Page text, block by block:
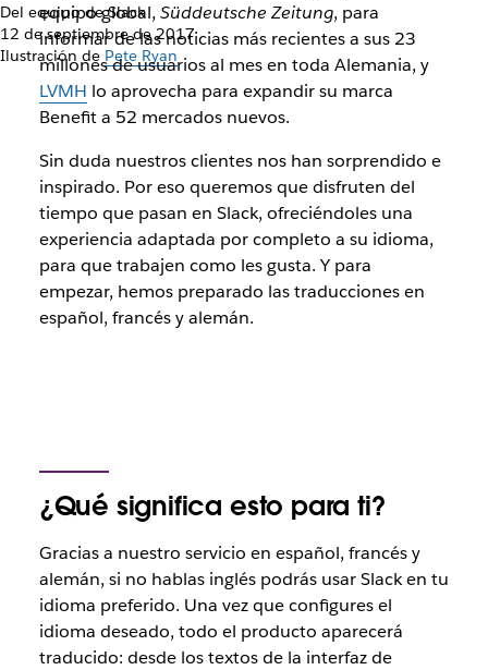
Del equipo de Slack
12 de septiembre de 2017
Ilustración de Pete Ryan
equipo global, Süddeutsche Zeitung, para
informar de las noticias más recientes a sus 23
millones de usuarios al mes en toda Alemania, y
LVMH lo aprovecha para expandir su marca
Benefit a 52 mercados nuevos.
Sin duda nuestros clientes nos han sorprendido e
inspirado. Por eso queremos que disfruten del
tiempo que pasan en Slack, ofreciéndoles una
experiencia adaptada por completo a su idioma,
para que trabajen como les gusta. Y para
empezar, hemos preparado las traducciones en
español, francés y alemán.
¿Qué significa esto para ti?
Gracias a nuestro servicio en español, francés y
alemán, si no hablas inglés podrás usar Slack en tu
idioma preferido. Una vez que configures el
idioma deseado, todo el producto aparecerá
traducido: desde los textos de la interfaz de